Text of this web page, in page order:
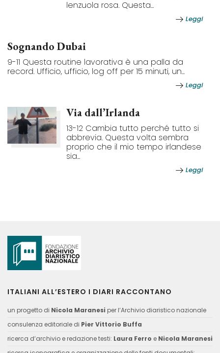
lenzuola rosa. Questa...
Leggi
Sognando Dubai
9-11 Questa routine lavorativa è una palla da
record. Ufficio, ufficio, log off per 15 minuti, un...
Leggi
Via dall’Irlanda
13-12 Cambia tutto perché tutto si
abbrevia. Questa volta sembra
proprio che il mio tempo irlandese
sia...
Leggi
ITALIANI ALL’ESTERO I DIARI RACCONTANO
un progetto di Nicola Maranesi per l’Archivio diaristico nazionale
consulenza editoriale di Pier Vittorio Buffa
ricerca d’archivio e redazione testi: Laura Ferro e Nicola Maranesi